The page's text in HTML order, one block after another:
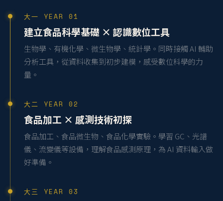
大一 YEAR 01
建立食品科學基礎 × 認識數位工具
生物學、有機化學、微生物學、統計學。同時接觸 AI 輔助
分析工具，從資料收集到初步建模，感受數位科學的力
量。
大二 YEAR 02
食品加工 × 感測技術初探
食品加工、食品微生物、食品化學實驗。學習 GC、光譜
儀、流變儀等設備，理解食品感測原理，為 AI 資料輸入做
好準備。
大三 YEAR 03